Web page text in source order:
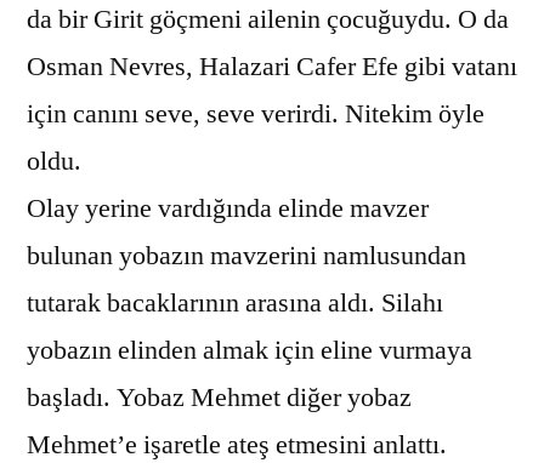
da bir Girit göçmeni ailenin çocuğuydu. O da
Osman Nevres, Halazari Cafer Efe gibi vatanı
için canını seve, seve verirdi. Nitekim öyle
oldu.
Olay yerine vardığında elinde mavzer
bulunan yobazın mavzerini namlusundan
tutarak bacaklarının arasına aldı. Silahı
yobazın elinden almak için eline vurmaya
başladı. Yobaz Mehmet diğer yobaz
Mehmet’e işaretle ateş etmesini anlattı.